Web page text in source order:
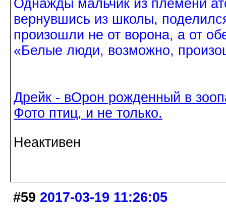
Однажды мальчик из племени
вернувшись из школы,
произошли не от ворона, а от
«Белые люди, возможно,
Дрейк - вОрон рожденный в
Фото птиц, и не только.
Неактивен
#59 2017-03-19 11:26:05